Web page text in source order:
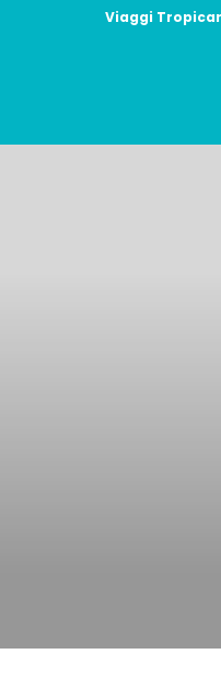
Viaggi